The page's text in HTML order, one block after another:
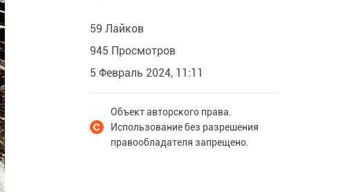
59 Лайков
945 Просмотров
5 Февраль 2024, 11:11
Объект авторского права.
Использование без разрешения
правообладателя запрещено.